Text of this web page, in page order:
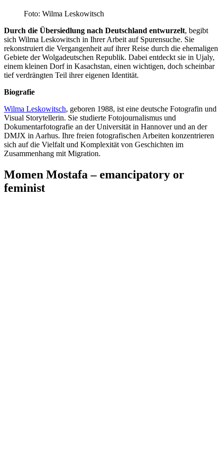
Foto: Wilma Leskowitsch
Durch die Übersiedlung nach Deutschland entwurzelt, begibt
sich Wilma Leskowitsch in Ihrer Arbeit auf Spurensuche. Sie
rekonstruiert die Vergangenheit auf ihrer Reise durch die ehemaligen
Gebiete der Wolgadeutschen Republik. Dabei entdeckt sie in Ujaly,
einem kleinen Dorf in Kasachstan, einen wichtigen, doch scheinbar
tief verdrängten Teil ihrer eigenen Identität.
Biografie
Wilma Leskowitsch, geboren 1988, ist eine deutsche Fotografin und
Visual Storytellerin. Sie studierte Fotojournalismus und
Dokumentarfotografie an der Universität in Hannover und an der
DMJX in Aarhus. Ihre freien fotografischen Arbeiten konzentrieren
sich auf die Vielfalt und Komplexität von Geschichten im
Zusammenhang mit Migration.
Momen Mostafa – emancipatory or
feminist